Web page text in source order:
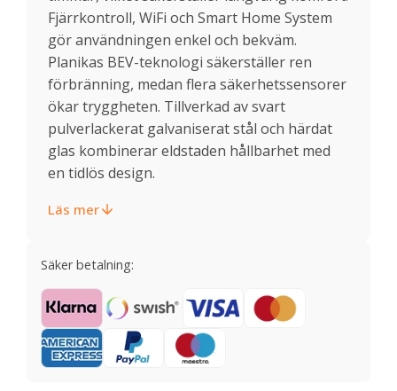
Fjärrkontroll, WiFi och Smart Home System
gör användningen enkel och bekväm.
Planikas BEV-teknologi säkerställer ren
förbränning, medan flera säkerhetssensorer
ökar tryggheten. Tillverkad av svart
pulverlackerat galvaniserat stål och härdat
glas kombinerar eldstaden hållbarhet med
en tidlös design.
Läs mer
Säker betalning: